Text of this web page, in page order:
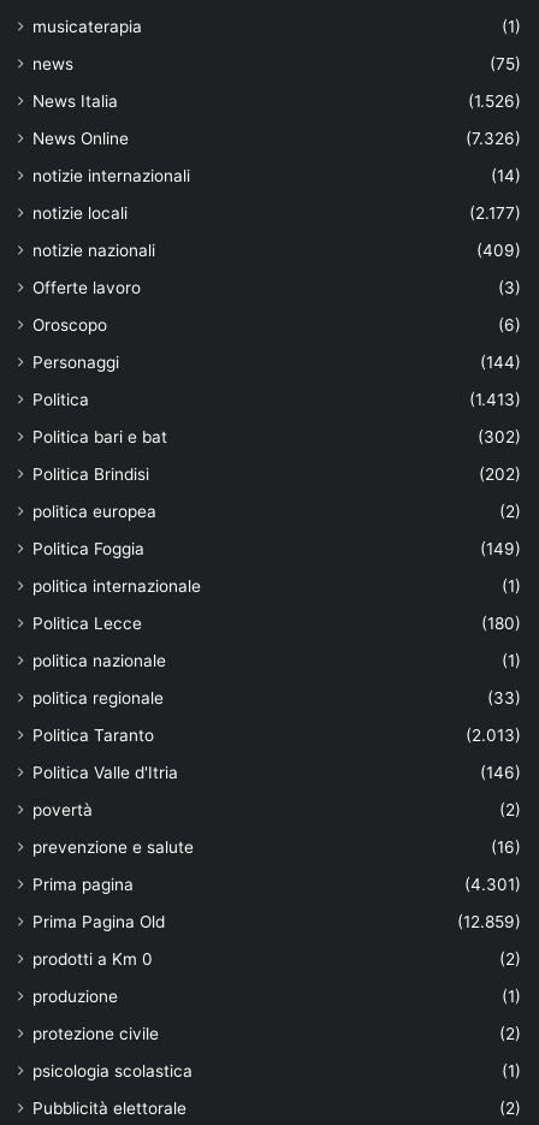
musicaterapia
(1)
news
(75)
News Italia
(1.526)
News Online
(7.326)
notizie internazionali
(14)
notizie locali
(2.177)
notizie nazionali
(409)
Offerte lavoro
(3)
Oroscopo
(6)
Personaggi
(144)
Politica
(1.413)
Politica bari e bat
(302)
Politica Brindisi
(202)
politica europea
(2)
Politica Foggia
(149)
politica internazionale
(1)
Politica Lecce
(180)
politica nazionale
(1)
politica regionale
(33)
Politica Taranto
(2.013)
Politica Valle d'Itria
(146)
povertà
(2)
prevenzione e salute
(16)
Prima pagina
(4.301)
Prima Pagina Old
(12.859)
prodotti a Km 0
(2)
produzione
(1)
protezione civile
(2)
psicologia scolastica
(1)
Pubblicità elettorale
(2)